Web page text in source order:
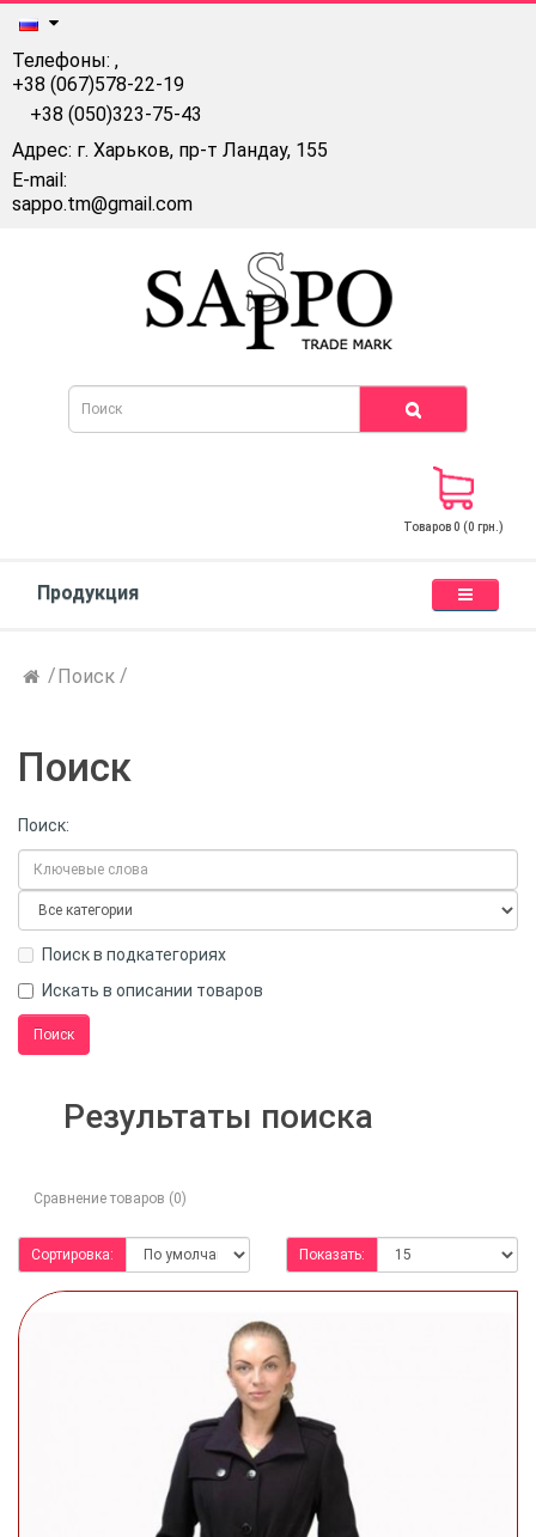
Телефоны:
+38 (067)578-22-19
,
+38 (050)323-75-43
Адрес: г. Харьков, пр-т Ландау, 155
E-mail:
sappo.tm@gmail.com
Товаров 0 (0 грн.)
Продукция
Поиск
Поиск
Поиск:
Поиск в подкатегориях
Искать в описании товаров
Результаты поиска
Сравнение товаров (0)
Сортировка: Показать: